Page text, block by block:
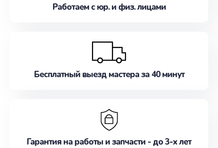
Работаем с юр. и физ. лицами
Бесплатный выезд мастера за 40 минут
Гарантия на работы и запчасти - до 3-х лет